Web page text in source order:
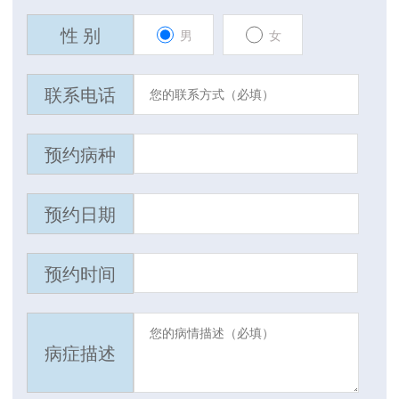
性 别 男 女
联系电话
预约病种
预约日期
预约时间
病症描述